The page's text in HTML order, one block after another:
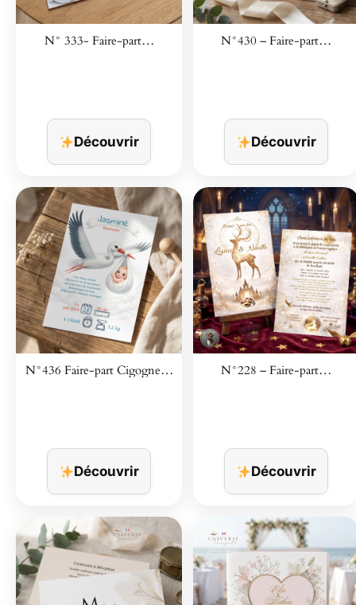
N° 333- Faire-part…
Découvrir
N°430 – Faire-part…
Découvrir
N°436 Faire-part Cigogne…
Découvrir
N°228 – Faire-part…
Découvrir